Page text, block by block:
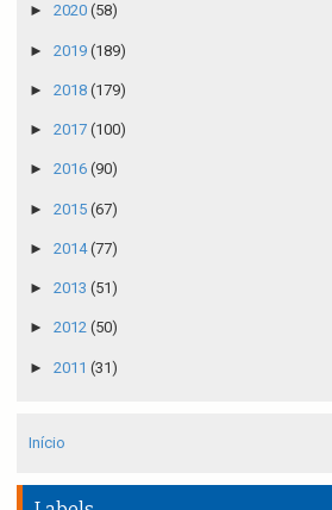
► 2020 (58)
► 2019 (189)
► 2018 (179)
► 2017 (100)
► 2016 (90)
► 2015 (67)
► 2014(77)
► 2013 (51)
► 2012 (50)
► 2011 (31)
Início